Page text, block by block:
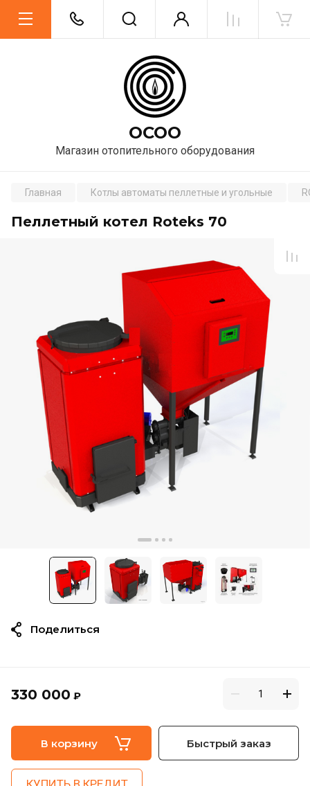
ОСОО
Магазин отопительного оборудования
Главная Котлы автоматы пеллетные и угольные
Пеллетный котел Roteks 70
330 000 ₽
В корзину Быстрый заказ
Поделиться